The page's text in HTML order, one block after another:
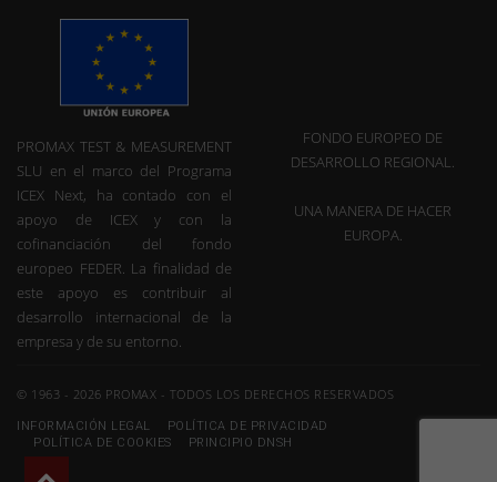
PROMAX TEST & MEASUREMENT
SLU en el marco del Programa
ICEX Next, ha contado con el
apoyo de ICEX y con la
cofinanciación del fondo
europeo FEDER. La finalidad de
este apoyo es contribuir al
desarrollo internacional de la
empresa y de su entorno.
FONDO EUROPEO DE
DESARROLLO REGIONAL.
UNA MANERA DE HACER
EUROPA.
© 1963 - 2026 PROMAX - TODOS LOS DERECHOS RESERVADOS
INFORMACIÓN LEGAL
POLÍTICA DE PRIVACIDAD
POLÍTICA DE COOKIES
PRINCIPIO DNSH